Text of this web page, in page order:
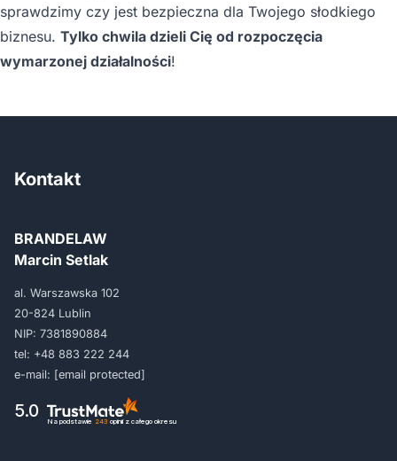
sprawdzimy czy jest bezpieczna dla Twojego słodkiego
biznesu. Tylko chwila dzieli Cię od rozpoczęcia
wymarzonej działalności!
Kontakt
BRANDELAW
Marcin Setlak
al. Warszawska 102
20-824 Lublin
NIP: 7381890884
tel: +48 883 222 244
e-mail: [email protected]
5.0
Na podstawie 243 opinii z całego okresu